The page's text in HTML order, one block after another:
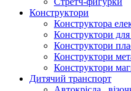
Конструктори
Конструктора
Конструктори
Конструктори
Конструктори
Конструктори
Дитячий транспорт